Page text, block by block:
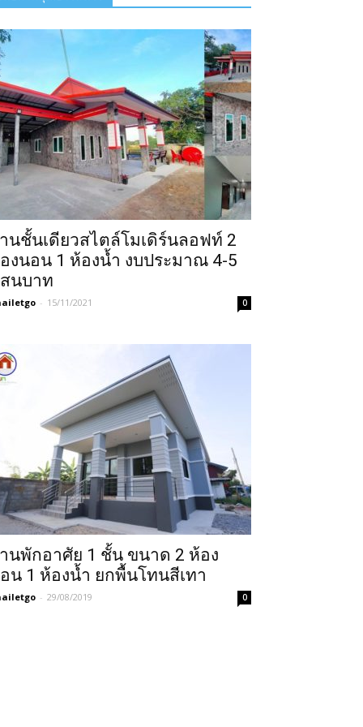
นชั้นเดียวสไตล์โมเดิร์นลอฟท์ 2
งนอน 1 ห้องน้ำ งบประมาณ 4-5
นบาท
- 15/11/2021 0
นพักอาศัย 1 ชั้น ขนาด 2 ห้อง
น 1 ห้องน้ำ ยกพื้นโทนสีเทา
- 29/08/2019 0